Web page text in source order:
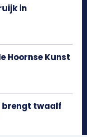
in
Hoornse Kunst
brengt twaalf